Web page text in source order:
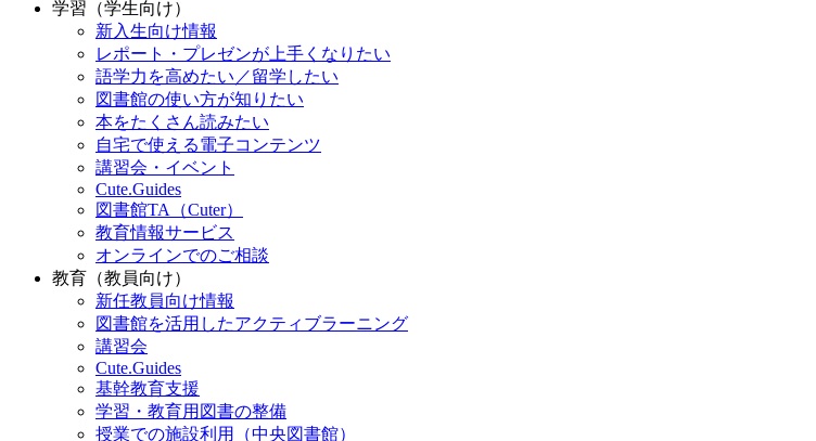
学習（学生向け）
新入生向け情報
レポート・プレゼンが上手くなりたい
語学力を高めたい／留学したい
図書館の使い方が知りたい
本をたくさん読みたい
自宅で使える電子コンテンツ
講習会・イベント
Cute.Guides
図書館TA（Cuter）
教育情報サービス
オンラインでのご相談
教育（教員向け）
新任教員向け情報
図書館を活用したアクティブラーニング
講習会
Cute.Guides
基幹教育支援
学習・教育用図書の整備
授業での施設利用（中央図書館）